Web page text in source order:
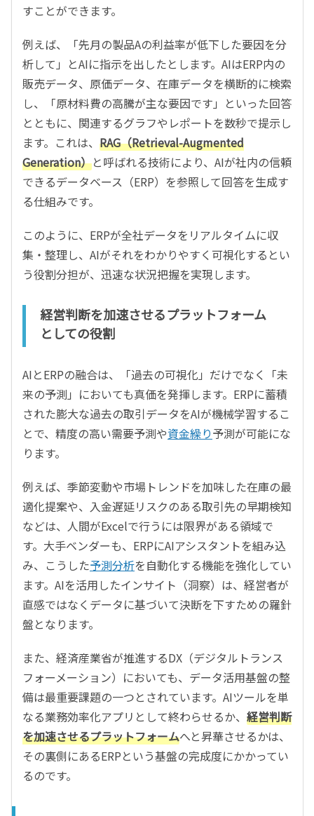
すことができます。
例えば、「先月の製品Aの利益率が低下した要因を分
析して」とAIに指示を出したとします。AIはERP内の
販売データ、原価データ、在庫データを横断的に検索
し、「原材料費の高騰が主な要因です」といった回答
とともに、関連するグラフやレポートを数秒で提示し
ます。これは、 RAG（Retrieval-Augmented
Generation）と呼ばれる技術により、AIが社内の信頼
できるデータベース（ERP）を参照して回答を生成す
る仕組みです。
このように、ERPが全社データをリアルタイムに収
集・整理し、AIがそれをわかりやすく可視化するとい
う役割分担が、迅速な状況把握を実現します。
経営判断を加速させるプラットフォーム
としての役割
AIとERPの融合は、「過去の可視化」だけでなく「未
来の予測」においても真価を発揮します。ERPに蓄積
された膨大な過去の取引データをAIが機械学習するこ
とで、精度の高い需要予測や資金繰り予測が可能にな
ります。
例えば、季節変動や市場トレンドを加味した在庫の最
適化提案や、入金遅延リスクのある取引先の早期検知
などは、人間がExcelで行うには限界がある領域で
す。大手ベンダーも、ERPにAIアシスタントを組み込
み、こうした予測分析を自動化する機能を強化してい
ます。AIを活用したインサイト（洞察）は、経営者が
直感ではなくデータに基づいて決断を下すための羅針
盤となります。
また、経済産業省が推進するDX（デジタルトランス
フォーメーション）においても、データ活用基盤の整
備は最重要課題の一つとされています。AIツールを単
なる業務効率化アプリとして終わらせるか、 経営判断
を加速させるプラットフォームへと昇華させるかは、
その裏側にあるERPという基盤の完成度にかかってい
るのです。